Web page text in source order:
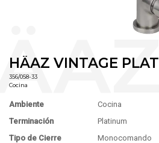
HÄAZ VINTAGE
356/058-33
Cocina
Ambiente
Cocina
Terminación
Platinum
Tipo de Cierre
Monocomando